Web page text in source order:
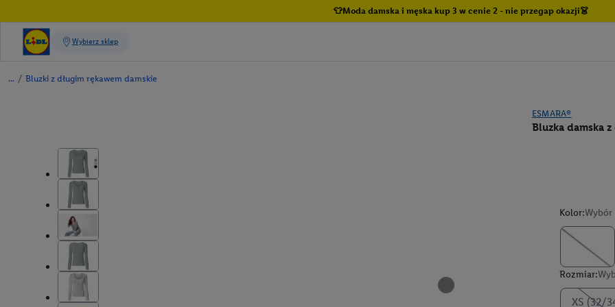
👕Moda damska i męska kup 3 w cenie 2 - nie przegap okazji👗
/ Bluzki z długim rękawem damskie
ESMARA®
Bluzka damska
Kolor:
Rozmiar:
XS (32/